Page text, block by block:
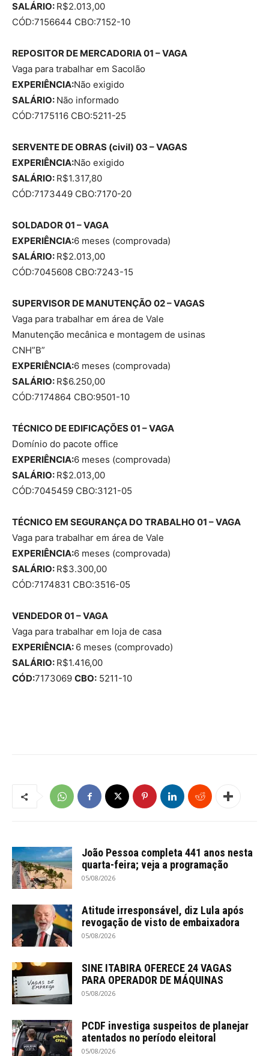
SALÁRIO: R$2.013,00
CÓD:7156644 CBO:7152-10
REPOSITOR DE MERCADORIA 01 – VAGA
Vaga para trabalhar em Sacolão
EXPERIÊNCIA:Não exigido
SALÁRIO: Não informado
CÓD:7175116 CBO:5211-25
SERVENTE DE OBRAS (civil) 03 – VAGAS
EXPERIÊNCIA:Não exigido
SALÁRIO: R$1.317,80
CÓD:7173449 CBO:7170-20
SOLDADOR 01 – VAGA
EXPERIÊNCIA:6 meses (comprovada)
SALÁRIO: R$2.013,00
CÓD:7045608 CBO:7243-15
SUPERVISOR DE MANUTENÇÃO 02 – VAGAS
Vaga para trabalhar em área de Vale
Manutenção mecânica e montagem de usinas
CNH”B”
EXPERIÊNCIA:6 meses (comprovada)
SALÁRIO: R$6.250,00
CÓD:7174864 CBO:9501-10
TÉCNICO DE EDIFICAÇÕES 01 – VAGA
Domínio do pacote office
EXPERIÊNCIA:6 meses (comprovada)
SALÁRIO: R$2.013,00
CÓD:7045459 CBO:3121-05
TÉCNICO EM SEGURANÇA DO TRABALHO 01 – VAGA
Vaga para trabalhar em área de Vale
EXPERIÊNCIA:6 meses (comprovada)
SALÁRIO: R$3.300,00
CÓD:7174831 CBO:3516-05
VENDEDOR 01 – VAGA
Vaga para trabalhar em loja de casa
EXPERIÊNCIA: 6 meses (comprovado)
SALÁRIO: R$1.416,00
CÓD:7173069 CBO: 5211-10
João Pessoa completa 441 anos nesta
quarta-feira; veja a programação
05/08/2026
Atitude irresponsável, diz Lula após
revogação de visto de embaixadora
05/08/2026
SINE ITABIRA OFERECE 24 VAGAS
PARA OPERADOR DE MÁQUINAS
05/08/2026
PCDF investiga suspeitos de planejar
atentados no período eleitoral
05/08/2026